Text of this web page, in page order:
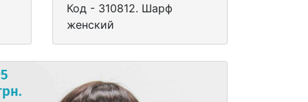
Код - 310812. Шарф
женский